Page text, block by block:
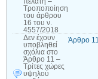
Τροποποίηση
του άρθρου
16 του ν.
4557/2018
Δεν έχουν
υποβληθεί
σχόλια στο
Άρθρο 11 –
Τρίτες χώρες
υψηλού
Άρθρο